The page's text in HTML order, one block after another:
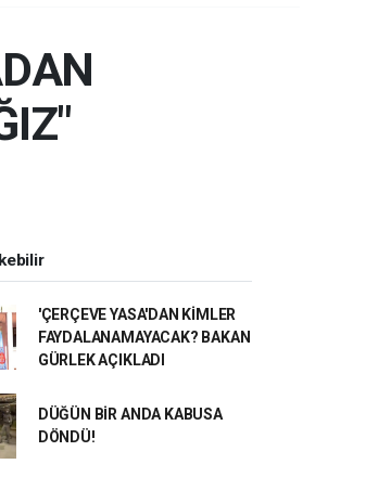
'ÇERÇEVE YASA'DAN KİMLER
FAYDALANAMAYACAK? BAKAN
GÜRLEK AÇIKLADI
DÜĞÜN BİR ANDA KABUSA
DÖNDÜ!